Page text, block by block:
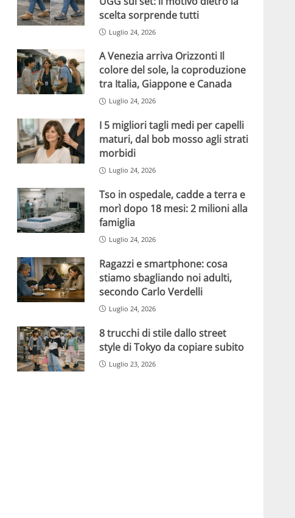
scelta sorprende tutti
Luglio 24, 2026
A Venezia arriva Orizzonti Il
colore del sole, la coproduzione
tra Italia, Giappone e Canada
Luglio 24, 2026
I 5 migliori tagli medi per capelli
maturi, dal bob mosso agli strati
morbidi
Luglio 24, 2026
Tso in ospedale, cadde a terra e
morì dopo 18 mesi: 2 milioni alla
famiglia
Luglio 24, 2026
Ragazzi e smartphone: cosa
stiamo sbagliando noi adulti,
secondo Carlo Verdelli
Luglio 24, 2026
8 trucchi di stile dallo street
style di Tokyo da copiare subito
Luglio 23, 2026